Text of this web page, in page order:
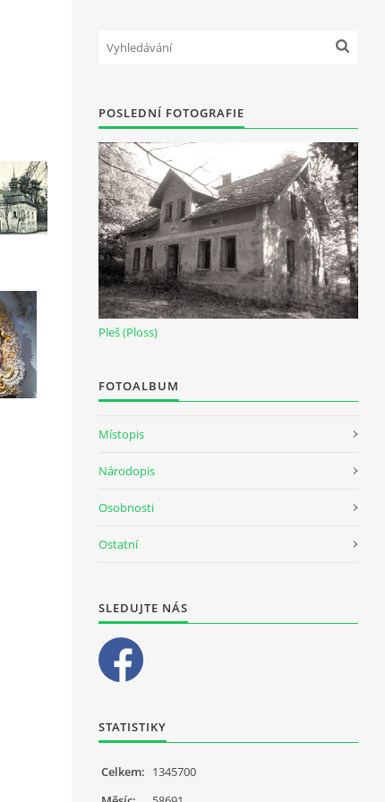
POSLEDNÍ FOTOGRAFIE
Pleš (Ploss)
FOTOALBUM
Místopis
Národopis
Osobnosti
Ostatní
SLEDUJTE NÁS
STATISTIKY
Celkem: 1345700